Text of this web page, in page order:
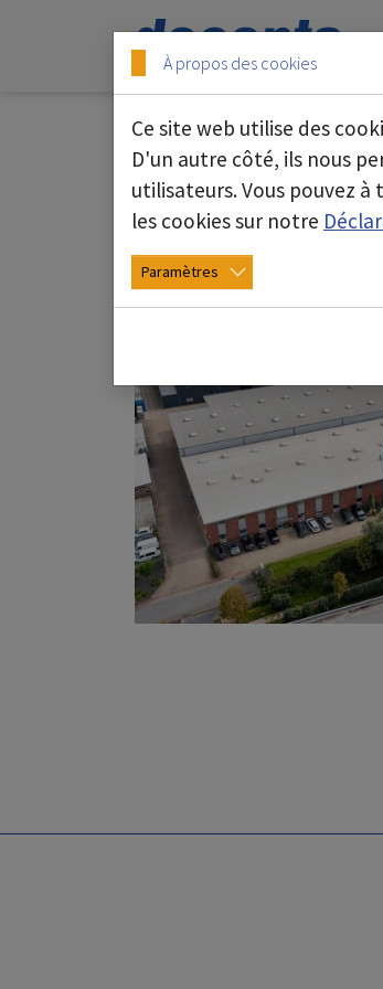
Skip to main content
Skip to page footer
15/03/2025
À propos des cookies
Ce site web utilise des
D'un autre côté, ils nous
utilisateurs. Vous pouvez
les cookies sur notre
Paramètres